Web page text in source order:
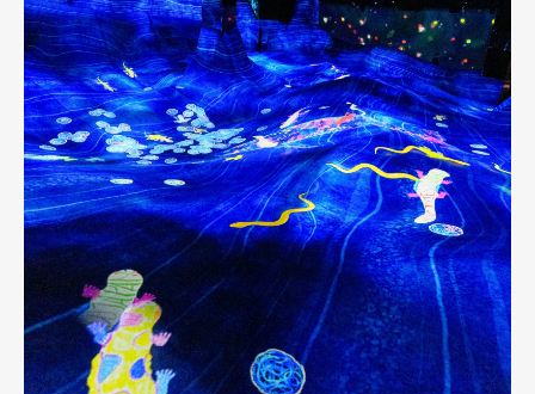
Official Columnist
About
Contact
Pen Meet
Pen international Pen tw